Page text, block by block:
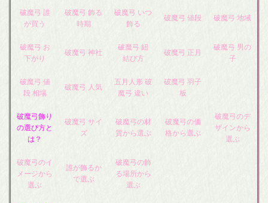
破魔弓 誰
が買う
破魔弓 飾る
時期
破魔弓 いつ
飾る
破魔弓 値段 破魔弓 地域
破魔弓 お
下がり
破魔弓 神社
破魔弓 紐
結び方
破魔弓 正月
破魔弓 男の
子
破魔弓 値
段 相場
破魔弓 人気
五月人形 破
魔弓 違い
破魔弓 羽子
板
破魔弓飾り
の選び方と
は？
破魔弓 サイ
ズ
破魔弓の材
質から選ぶ
破魔弓の価
格から選ぶ
破魔弓のデ
ザインから
選ぶ
破魔弓のイ
メージから
選ぶ
誰が飾るか
で選ぶ
破魔弓の飾
る場所から
選ぶ